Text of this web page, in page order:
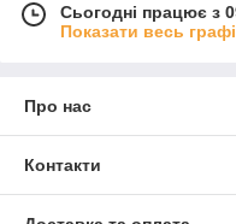
Сьогодні працює з
Показати весь
Про нас
Контакти